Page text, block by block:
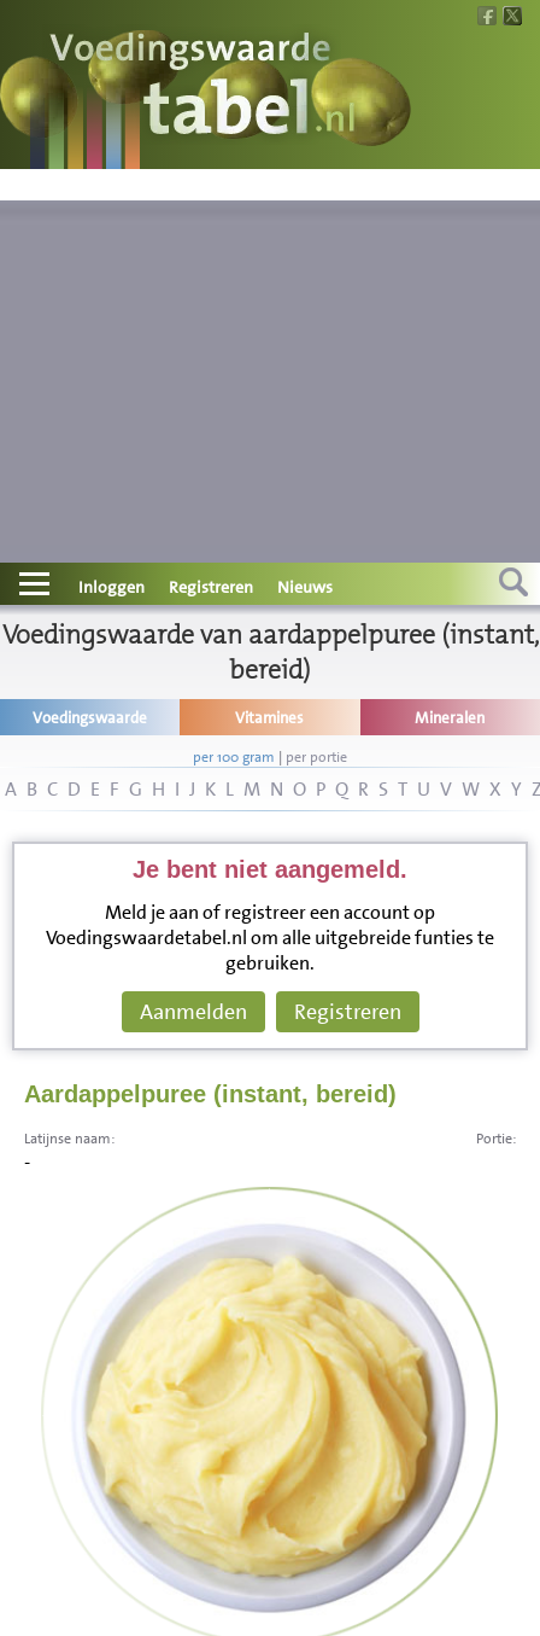
Voedingswaarde
Wat is wat?
Contact
Informatie
Inloggen Registreren Nieuws
Voedingswaarde van aardappelpuree (instant,
bereid)
Voedingswaarde Vitamines Mineralen
per 100 gram | per portie
A B C D E F G H I J K L M N O P Q R S T U V W X Y
Je bent niet aangemeld.
Meld je aan of registreer een account op
Voedingswaardetabel.nl om alle uitgebreide funties te
gebruiken.
Aanmelden Registreren
Aardappelpuree (instant, bereid)
Portie:
Latijnse naam:
-